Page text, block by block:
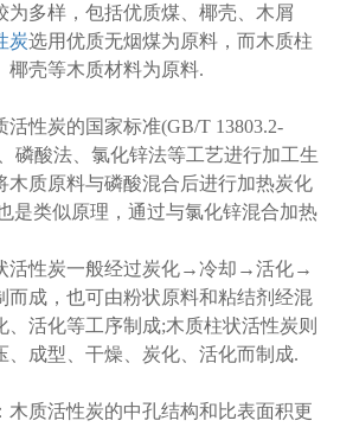
为多样，包括优质煤、椰壳、木屑
炭选用优质无烟煤为原料，而木质柱
椰壳等木质材料为原料.
性炭的国家标准(GB/T 13803.2-
磷酸法、氯化锌法等工艺进行加工生
木质原料与磷酸混合后进行加热炭化
是类似原理，通过与氯化锌混合加热
活性炭一般经过炭化→冷却→活化→
而成，也可由粉状原料和粘结剂经混
活化等工序制成;木质柱状活性炭则
、成型、干燥、炭化、活化而制成.
木质活性炭的中孔结构和比表面积更